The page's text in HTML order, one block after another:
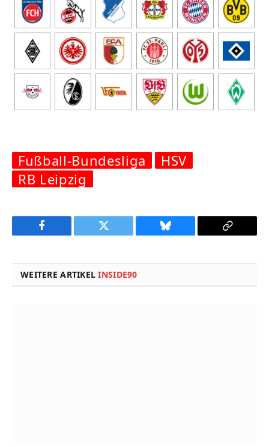
Fußball-Bundesliga
HSV
RB Leipzig
Facebook Twitter Bluesky
Copy
WEITERE ARTIKELINSIDE90